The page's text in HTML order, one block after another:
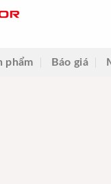
phẩm Báo giá